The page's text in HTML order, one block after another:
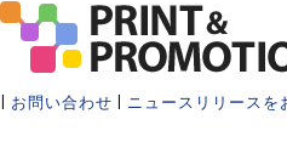
お問い合わせ ニュースリリースを